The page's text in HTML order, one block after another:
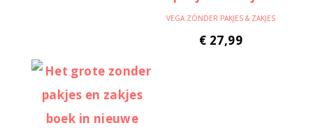
VEGA ZÓNDER PAKJES & ZAKJES
€ 27,99